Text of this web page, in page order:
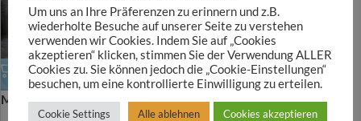
-50%
Moosbild Zino
Um uns an Ihre Präferenzen zu erinnern und z.B.
wiederholte Besuche auf unserer Seite zu verstehen
verwenden wir Cookies. Indem Sie auf „Cookies
akzeptieren“ klicken, stimmen Sie der Verwendung ALLER
Cookies zu. Sie können jedoch die „Cookie-Einstellungen“
besuchen, um eine kontrollierte Einwilligung zu erteilen.
Cookie Settings Alle ablehnen Cookies akzeptieren